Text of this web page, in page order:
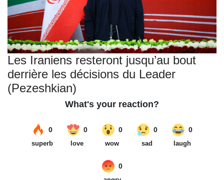
Les Iraniens resteront jusqu’au bout
derrière les décisions du Leader
(Pezeshkian)